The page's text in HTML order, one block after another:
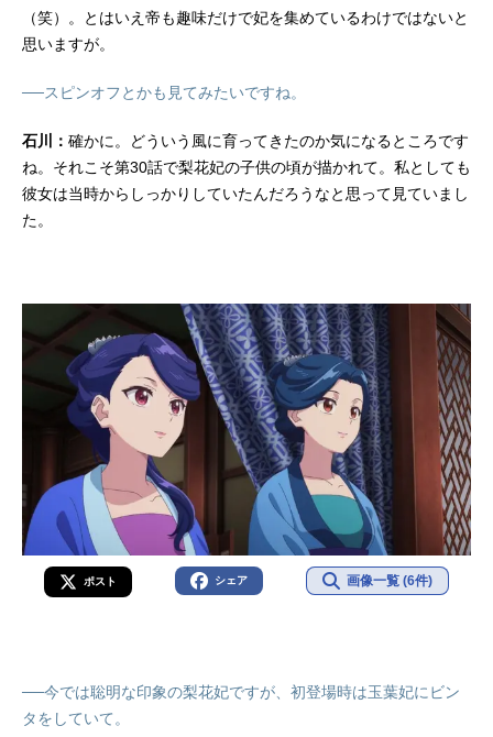
（笑）。とはいえ帝も趣味だけで妃を集めているわけではないと
思いますが。
──スピンオフとかも見てみたいですね。
石川： 確かに。どういう風に育ってきたのか気になるところです
ね。それこそ第30話で梨花妃の子供の頃が描かれて。私としても
彼女は当時からしっかりしていたんだろうなと思って見ていまし
た。
ポスト シェア 画像一覧 (6件)
──今では聡明な印象の梨花妃ですが、初登場時は玉葉妃にビン
タをしていて。